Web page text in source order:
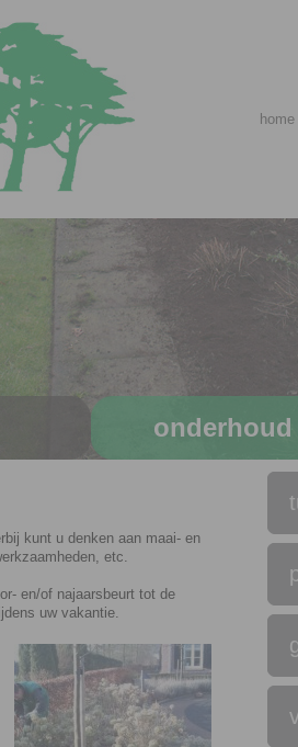
kunt u denken aan maai- en
etc.
en/of najaarsbeurt tot de
uw vakantie.
home
onderhoud